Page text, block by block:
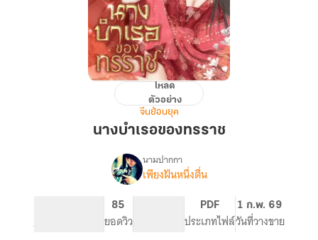
ของ
โหลด
ตัวอย่าง
จีนย้อนยุค
นางบำเรอของทรราช
เรื่อง
บำเรอ
ทรราช
นามปากกา
เพียงฝันหนึ่งตื่น
จำนวนหน้า (A5)
85
ยอดวิวระดับเนื้อหา
PDF
ประเภทไฟล์
1 ก.พ. 69
วันที่วางขาย